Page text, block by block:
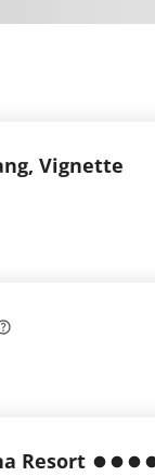
Vignette
Resort